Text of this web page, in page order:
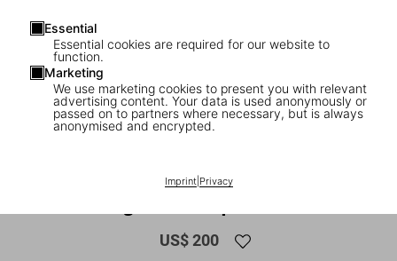
Essential
Essential cookies are required for our website to
function.
Marketing
We use marketing cookies to present you with relevant
advertising content. Your data is used anonymously or
passed on to partners where necessary, but is always
anonymised and encrypted.
Imprint| Privacy
1/29
XXL
US$ 200